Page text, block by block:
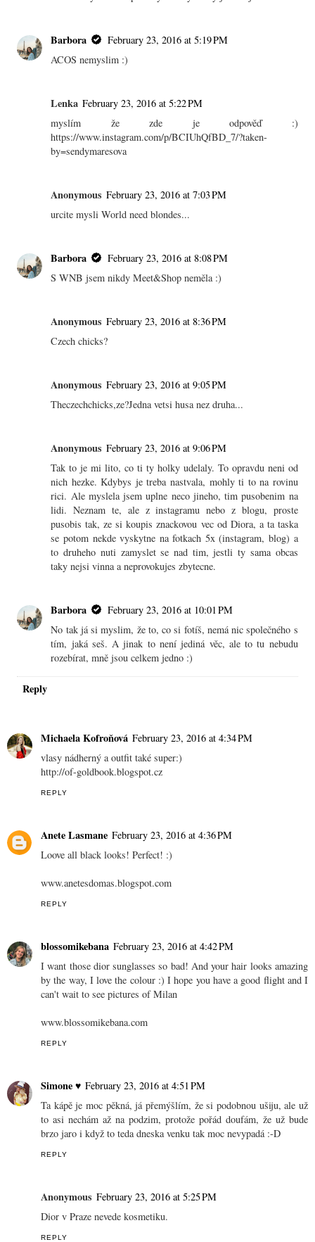
Barbora
February 23, 2016 at 5:19 PM
ACOS nemyslim :)
Lenka February 23, 2016 at 5:22 PM
myslím že zde je odpověď :)
https://www.instagram.com/p/BCIUhQfBD_7/?taken-
by=sendymaresova
Anonymous February 23, 2016 at 7:03 PM
urcite mysli World need blondes...
Barbora
February 23, 2016 at 8:08 PM
S WNB jsem nikdy Meet&Shop neměla :)
Anonymous February 23, 2016 at 8:36 PM
Czech chicks?
Anonymous February 23, 2016 at 9:05 PM
Theczechchicks,ze?Jedna vetsi husa nez druha...
Anonymous February 23, 2016 at 9:06 PM
Tak to je mi lito, co ti ty holky udelaly. To opravdu neni od
nich hezke. Kdybys je treba nastvala, mohly ti to na rovinu
rici. Ale myslela jsem uplne neco jineho, tim pusobenim na
lidi. Neznam te, ale z instagramu nebo z blogu, proste
pusobis tak, ze si koupis znackovou vec od Diora, a ta taska
se potom nekde vyskytne na fotkach 5x (instagram, blog) a
to druheho nuti zamyslet se nad tim, jestli ty sama obcas
taky nejsi vinna a neprovokujes zbytecne.
Barbora
February 23, 2016 at 10:01 PM
No tak já si myslim, že to, co si fotíš, nemá nic společného s
tím, jaká seš. A jinak to není jediná věc, ale to tu nebudu
rozebírat, mně jsou celkem jedno :)
Reply
Michaela Kofroňová February 23, 2016 at 4:34 PM
vlasy nádherný a outfit také super:)
http://of-goldbook.blogspot.cz
REPLY
Anete Lasmane February 23, 2016 at 4:36 PM
Loove all black looks! Perfect! :)
www.anetesdomas.blogspot.com
REPLY
blossomikebana February 23, 2016 at 4:42 PM
I want those dior sunglasses so bad! And your hair looks amazing
by the way, I love the colour :) I hope you have a good flight and I
can't wait to see pictures of Milan
www.blossomikebana.com
REPLY
Simone ♥ February 23, 2016 at 4:51 PM
Ta kápě je moc pěkná, já přemýšlím, že si podobnou ušiju, ale už
to asi nechám až na podzim, protože pořád doufám, že už bude
brzo jaro i když to teda dneska venku tak moc nevypadá :-D
REPLY
Anonymous February 23, 2016 at 5:25 PM
Dior v Praze nevede kosmetiku.
REPLY